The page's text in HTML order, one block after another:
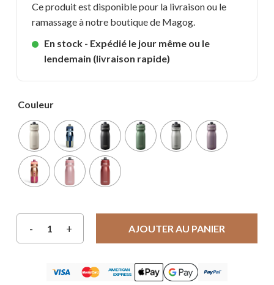
Ce produit est disponible pour la livraison ou le
ramassage à notre boutique de Magog.
En stock - Expédié le jour même ou le
lendemain (livraison rapide)
Couleur
AJOUTER AU PANIER